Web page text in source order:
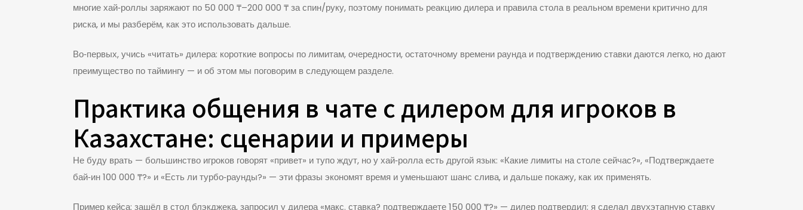
многие хай‑роллы заряжают по 50 000 ₸–200 000 ₸ за спин/руку, поэтому понимать реакцию дилера и правила стола в реальном времени критично для
риска, и мы разберём, как это использовать дальше.
Во‑первых, учись «читать» дилера: короткие вопросы по лимитам, очередности, остаточному времени раунда и подтверждению ставки даются легко, но дают
преимущество по таймингу — и об этом мы поговорим в следующем разделе.
Практика общения в чате с дилером для игроков в
Казахстане: сценарии и примеры
Не буду врать — большинство игроков говорят «привет» и тупо ждут, но у хай‑ролла есть другой язык: «Какие лимиты на столе сейчас?», «Подтверждаете
бай‑ин 100 000 ₸?» и «Есть ли турбо‑раунды?» — эти фразы экономят время и уменьшают шанс слива, и дальше покажу, как их применять.
Пример кейса: зашёл в стол блэкджека, запросил у дилера «макс. ставка? подтверждаете 150 000 ₸?» — дилер подтвердил; я сделал двухэтапную ставку